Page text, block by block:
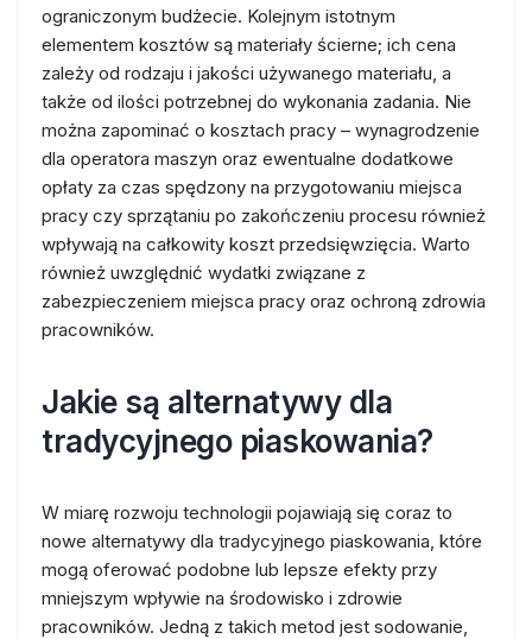
ograniczonym budżecie. Kolejnym istotnym
elementem kosztów są materiały ścierne; ich cena
zależy od rodzaju i jakości używanego materiału, a
także od ilości potrzebnej do wykonania zadania. Nie
można zapominać o kosztach pracy – wynagrodzenie
dla operatora maszyn oraz ewentualne dodatkowe
opłaty za czas spędzony na przygotowaniu miejsca
pracy czy sprzątaniu po zakończeniu procesu również
wpływają na całkowity koszt przedsięwzięcia. Warto
również uwzględnić wydatki związane z
zabezpieczeniem miejsca pracy oraz ochroną zdrowia
pracowników.
Jakie są alternatywy dla
tradycyjnego piaskowania?
W miarę rozwoju technologii pojawiają się coraz to
nowe alternatywy dla tradycyjnego piaskowania, które
mogą oferować podobne lub lepsze efekty przy
mniejszym wpływie na środowisko i zdrowie
pracowników. Jedną z takich metod jest sodowanie,